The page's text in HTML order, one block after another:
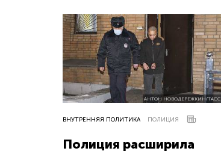
АНТОН НОВОДЕРЕЖКИН/ТАСС
ВНУТРЕННЯЯ ПОЛИТИКА ПОЛИЦИЯ
Полиция расширила